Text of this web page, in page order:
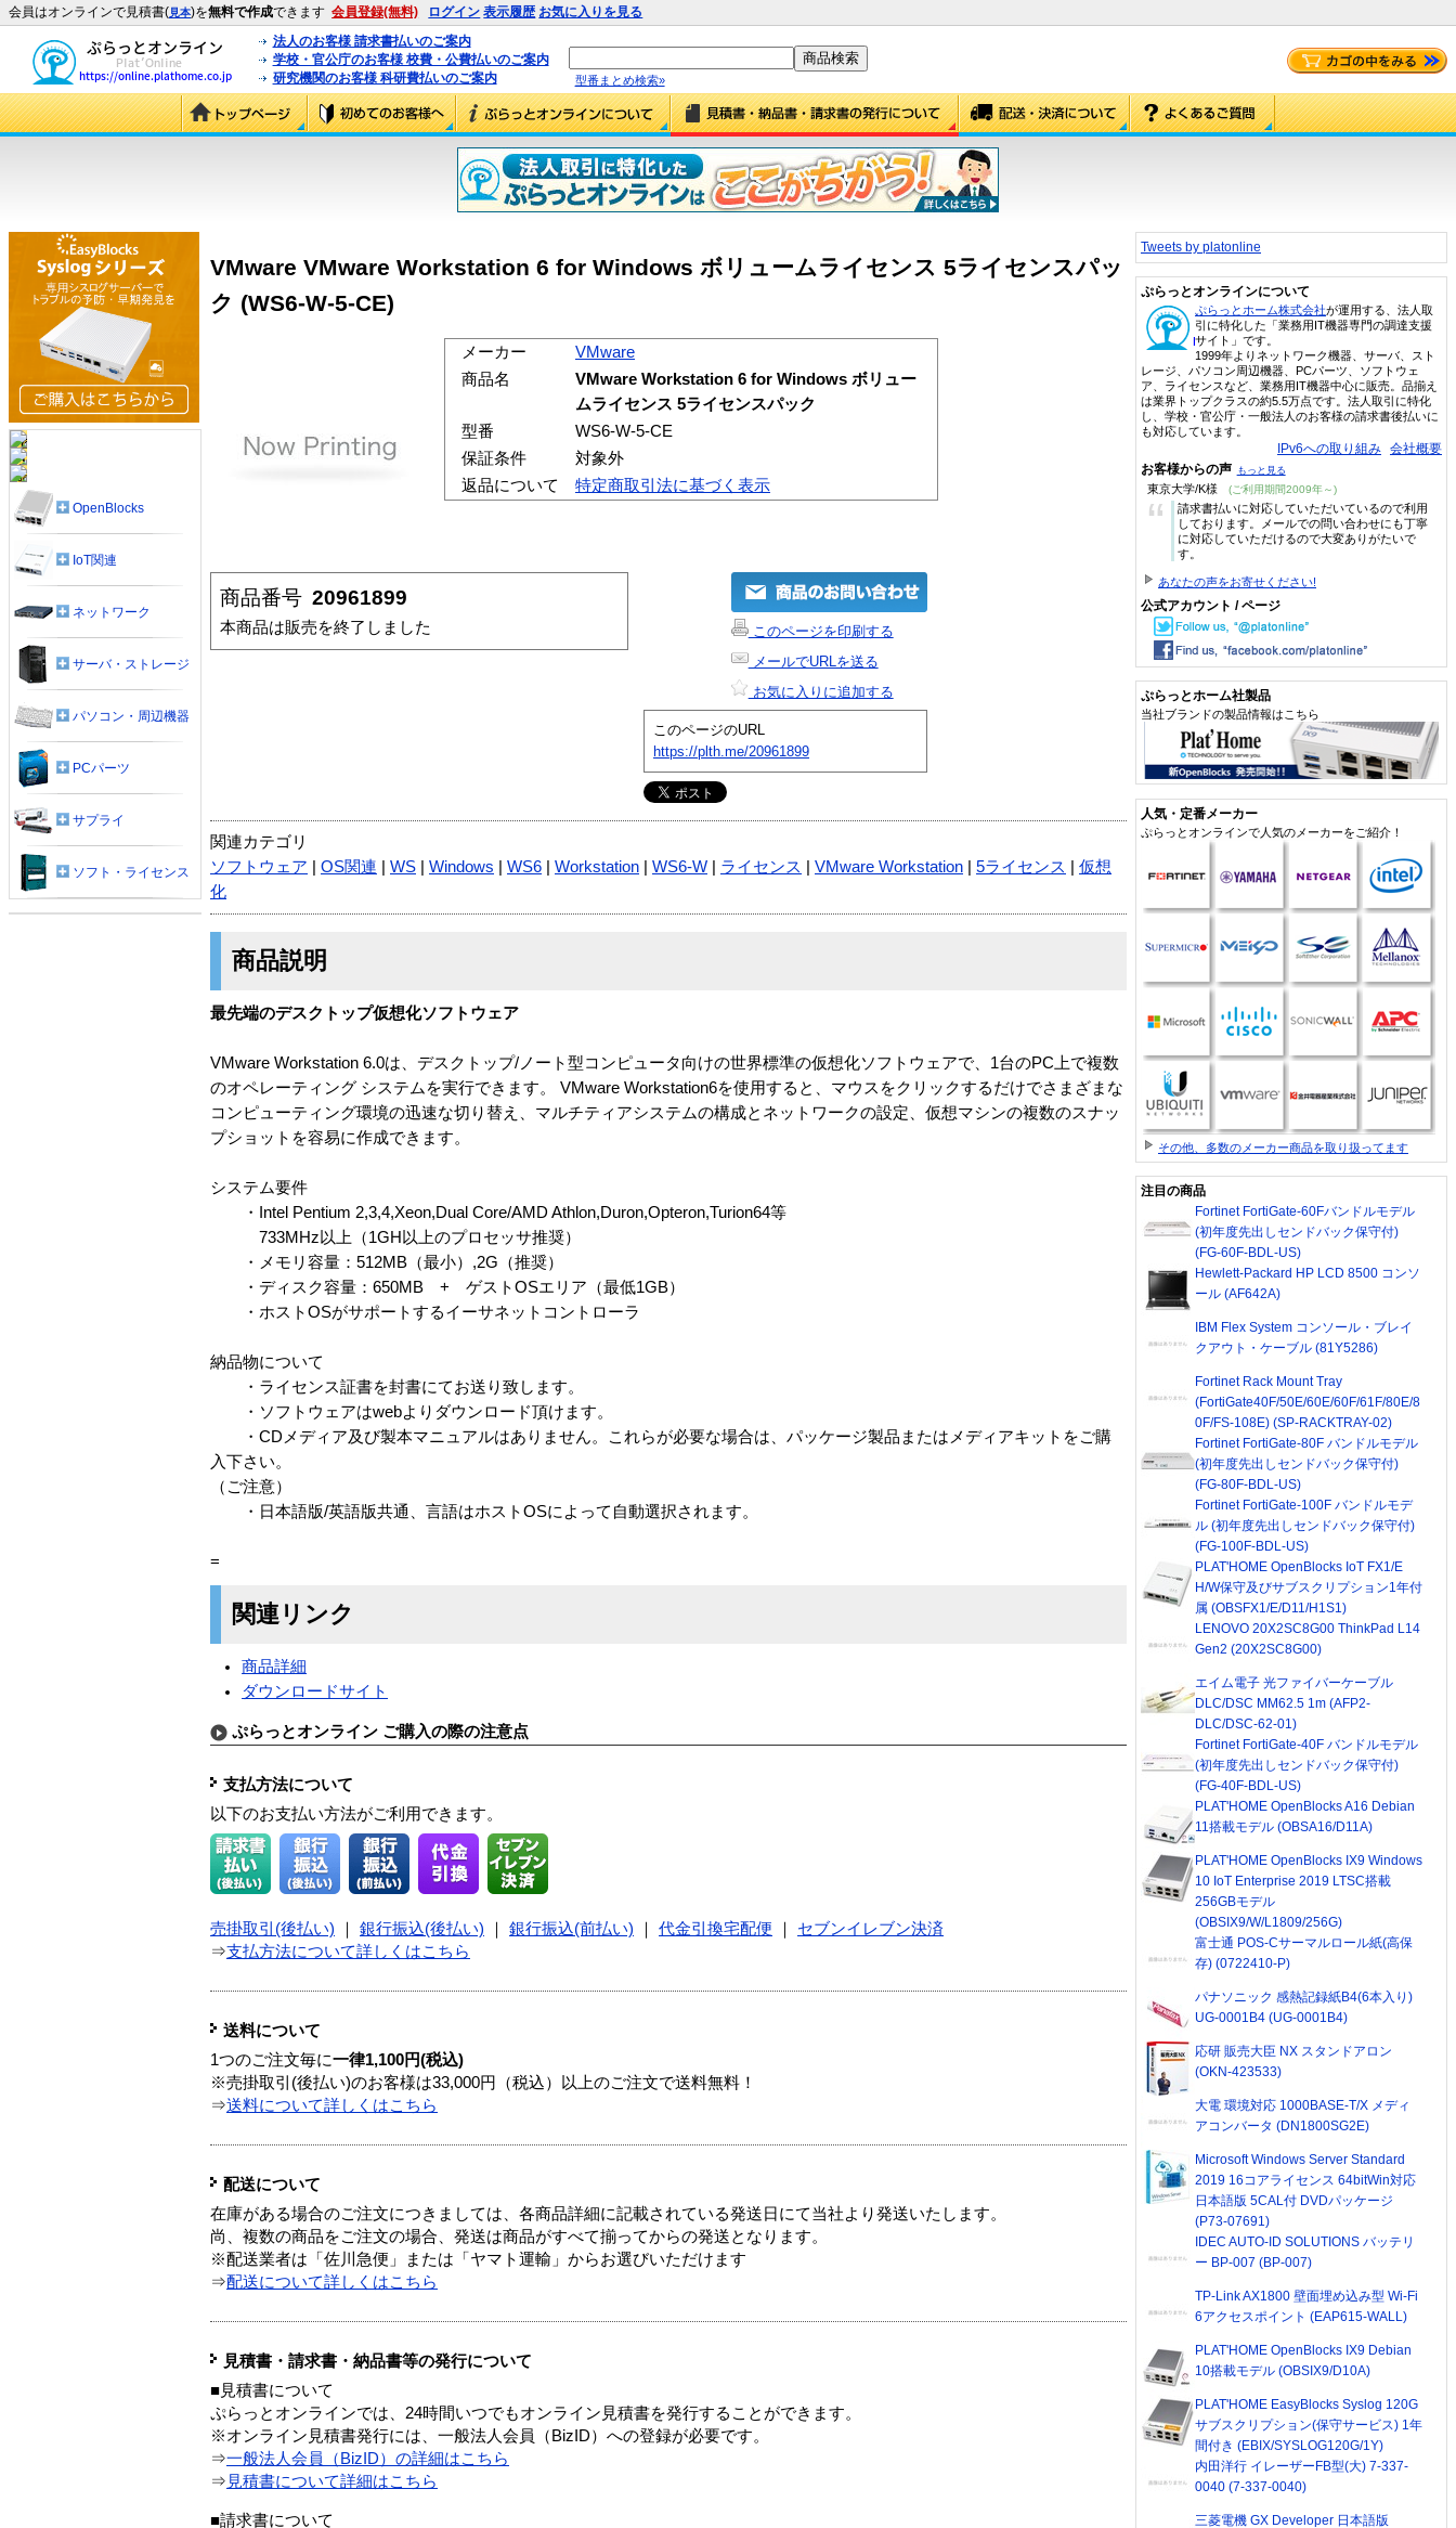
会員はオンラインで見積書(見本)を無料で作成できます 会員登録(無料) ログイン 表示履歴 お気に入りを見る
法人のお客様 請求書払いのご案内
学校・官公庁のお客様 校費・公費払いのご案内
研究機関のお客様 科研費払いのご案内
型番まとめ検索»
VMware VMware Workstation 6 for Windows ボリュームライセンス 5ライセンスパッ
ク (WS6-W-5-CE)
メーカー
VMware
商品名
VMware Workstation 6 for Windows ボリュー
ムライセンス 5ライセンスパック
型番
WS6-W-5-CE
保証条件
対象外
返品について
特定商取引法に基づく表示
商品番号 20961899
本商品は販売を終了しました
このページを印刷する
メールでURLを送る
お気に入りに追加する
このページのURL
https://plth.me/20961899
関連カテゴリ
ソフトウェア
OS関連 WS Windows WS6 Workstation WS6-W ライセンス VMware Workstation 5ライセンス
仮想
化
商品説明
最先端のデスクトップ仮想化ソフトウェア
VMware Workstation 6.0は、デスクトップ/ノート型コンピュータ向けの世界標準の仮想化ソフトウェアで、1台のPC上で複数
のオペレーティング システムを実行できます。 VMware Workstation6を使用すると、マウスをクリックするだけでさまざまな
コンピューティング環境の迅速な切り替え、マルチティアシステムの構成とネットワークの設定、仮想マシンの複数のスナッ
プショットを容易に作成できます。
システム要件
・Intel Pentium 2,3,4,Xeon,Dual Core/AMD Athlon,Duron,Opteron,Turion64等
733MHz以上（1GH以上のプロセッサ推奨）
・メモリ容量：512MB（最小）,2G（推奨）
・ディスク容量：650MB + ゲストOSエリア（最低1GB）
・ホストOSがサポートするイーサネットコントローラ
納品物について
・ライセンス証書を封書にてお送り致します。
・ソフトウェアはwebよりダウンロード頂けます。
・CDメディア及び製本マニュアルはありません。これらが必要な場合は、パッケージ製品またはメディアキットをご購
入下さい。
（ご注意）
・日本語版/英語版共通、言語はホストOSによって自動選択されます。
=
関連リンク
商品詳細
ダウンロードサイト
ぷらっとオンライン ご購入の際の注意点
支払方法について
以下のお支払い方法がご利用できます。
売掛取引(後払い) 銀行振込(後払い) 銀行振込(前払い) 代金引換宅配便
セブンイレブン決済
⇒支払方法について詳しくはこちら
送料について
1つのご注文毎に一律1,100円(税込)
※売掛取引(後払い)のお客様は33,000円（税込）以上のご注文で送料無料！
⇒送料について詳しくはこちら
配送について
在庫がある場合のご注文につきましては、各商品詳細に記載されている発送日にて当社より発送いたします。
尚、複数の商品をご注文の場合、発送は商品がすべて揃ってからの発送となります。
※配送業者は「佐川急便」または「ヤマト運輸」からお選びいただけます
⇒配送について詳しくはこちら
見積書・請求書・納品書等の発行について
■見積書について
ぷらっとオンラインでは、24時間いつでもオンライン見積書を発行することができます。
※オンライン見積書発行には、一般法人会員（BizID）への登録が必要です。
⇒一般法人会員（BizID）の詳細はこちら
⇒ 見積書について詳細はこちら
■請求書について
OpenBlocks
IoT関連
ネットワーク
サーバ・ストレージ
パソコン・周辺機器
PCパーツ
サプライ
ソフト・ライセンス
Tweets by platonline
ぷらっとオンラインについて
ぷらっとホーム株式会社が運用する、法人取
引に特化した「業務用IT機器専門の調達支援
サイト」です。
1999年よりネットワーク機器、サーバ、スト
レージ、パソコン周辺機器、PCパーツ、ソフトウェ
ア、ライセンスなど、業務用IT機器中心に販売。品揃え
は業界トップクラスの約5.5万点です。法人取引に特化
し、学校・官公庁・一般法人のお客様の請求書後払いに
も対応しています。
IPv6への取り組み 会社概要
お客様からの声 もっと見る
東京大学/K様 (ご利用期間2009年～)
“
請求書払いに対応していただいているので利用
しております。メールでの問い合わせにも丁寧
に対応していただけるので大変ありがたいで
す。
あなたの声をお寄せください!
公式アカウント / ページ
ぷらっとホーム社製品
当社ブランドの製品情報はこちら
人気・定番メーカー
ぷらっとオンラインで人気のメーカーをご紹介！
その他、多数のメーカー商品を取り扱ってます
注目の商品
Fortinet FortiGate-60Fバンドルモデル
(初年度先出しセンドバック保守付)
(FG-60F-BDL-US)
Hewlett-Packard HP LCD 8500 コンソ
ール (AF642A)
IBM Flex System コンソール・ブレイ
クアウト・ケーブル (81Y5286)
Fortinet Rack Mount Tray
(FortiGate40F/50E/60E/60F/61F/80E/8
0F/FS-108E) (SP-RACKTRAY-02)
Fortinet FortiGate-80F バンドルモデル
(初年度先出しセンドバック保守付)
(FG-80F-BDL-US)
Fortinet FortiGate-100F バンドルモデ
ル (初年度先出しセンドバック保守付)
(FG-100F-BDL-US)
PLAT'HOME OpenBlocks IoT FX1/E
H/W保守及びサブスクリプション1年付
属 (OBSFX1/E/D11/H1S1)
LENOVO 20X2SC8G00 ThinkPad L14
Gen2 (20X2SC8G00)
エイム電子 光ファイバーケーブル
DLC/DSC MM62.5 1m (AFP2-
DLC/DSC-62-01)
Fortinet FortiGate-40F バンドルモデル
(初年度先出しセンドバック保守付)
(FG-40F-BDL-US)
PLAT'HOME OpenBlocks A16 Debian
11搭載モデル (OBSA16/D11A)
PLAT'HOME OpenBlocks IX9 Windows
10 IoT Enterprise 2019 LTSC搭載
256GBモデル
(OBSIX9/W/L1809/256G)
富士通 POS-Cサーマルロール紙(高保
存) (0722410-P)
パナソニック 感熱記録紙B4(6本入り)
UG-0001B4 (UG-0001B4)
応研 販売大臣 NX スタンドアロン
(OKN-423533)
大電 環境対応 1000BASE-T/X メディ
アコンバータ (DN1800SG2E)
Microsoft Windows Server Standard
2019 16コアライセンス 64bitWin対応
日本語版 5CAL付 DVDパッケージ
(P73-07691)
IDEC AUTO-ID SOLUTIONS バッテリ
ー BP-007 (BP-007)
TP-Link AX1800 壁面埋め込み型 Wi-Fi
6アクセスポイント (EAP615-WALL)
PLAT'HOME OpenBlocks IX9 Debian
10搭載モデル (OBSIX9/D10A)
PLAT'HOME EasyBlocks Syslog 120G
サブスクリプション(保守サービス) 1年
間付き (EBIX/SYSLOG120G/1Y)
内田洋行 イレーザーFB型(大) 7-337-
0040 (7-337-0040)
三菱電機 GX Developer 日本語版